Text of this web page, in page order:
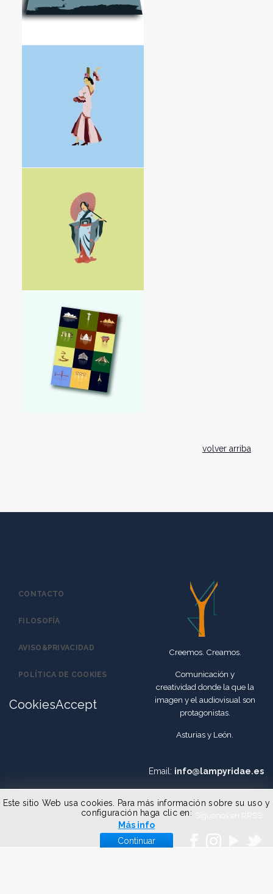
volver arriba
CONTACTO
FILOSOFÍA
AVISO&PRIVACIDAD
POLÍTICA DE COOKIES
CookiesAccept
Este sitio Web usa cookies. Para más información sobre su uso y
configuración haga clic en:
Más info
Continuar
Creemos. Creamos.
Comunicación y
creatividad donde la que la
imagen y el audiovisual son
protagonistas.
Asturias y León.
Email: info@lampyridae.es